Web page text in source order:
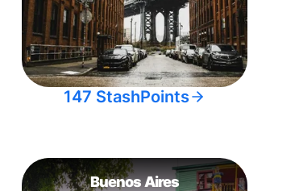
147 StashPoints
Buenos Aires